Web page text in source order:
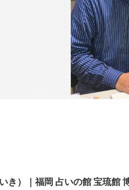
き）｜福岡 占いの館 宝琉館